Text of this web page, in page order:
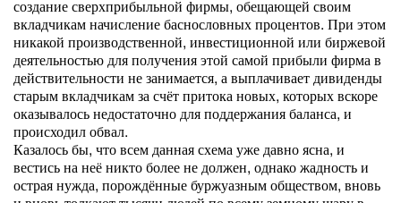
создание сверхприбыльной фирмы, обещающей своим
вкладчикам начисление баснословных процентов. При этом
никакой производственной, инвестиционной или биржевой
деятельностью для получения этой самой прибыли фирма в
действительности не занимается, а выплачивает дивиденды
старым вкладчикам за счёт притока новых, которых вскоре
оказывалось недостаточно для поддержания баланса, и
происходил обвал.
Казалось бы, что всем данная схема уже давно ясна, и
вестись на неё никто более не должен, однако жадность и
острая нужда, порождённые буржуазным обществом, вновь